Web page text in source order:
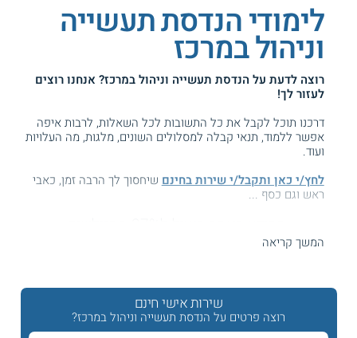
לימודי הנדסת תעשייה
וניהול במרכז
רוצה לדעת על הנדסת תעשייה וניהול במרכז? אנחנו רוצים
לעזור לך!
דרכנו תוכל לקבל את כל התשובות לכל השאלות, לרבות איפה
אפשר ללמוד, תנאי קבלה למסלולים השונים, מלגות, מה העלויות
ועוד.
לחץ/י כאן ותקבל/י שירות בחינם שיחסוך לך הרבה זמן, כאבי
ראש וגם כסף ...
עזרנו גם לך? דרג אותנו:
לימודי הנדסת תעשייה וניהול בתל אביב והמרכז
המשך קריאה
שירות אישי חינם
רוצה פרטים על הנדסת תעשייה וניהול במרכז?